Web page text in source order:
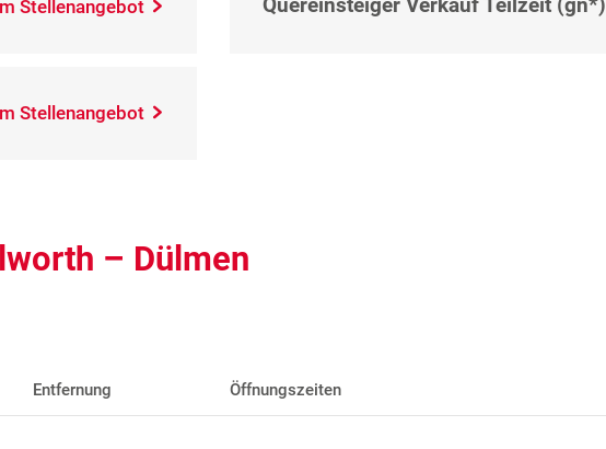
Stellenangebot
Stellenangebot
– Dülmen
Entfernung Öffnungszeiten